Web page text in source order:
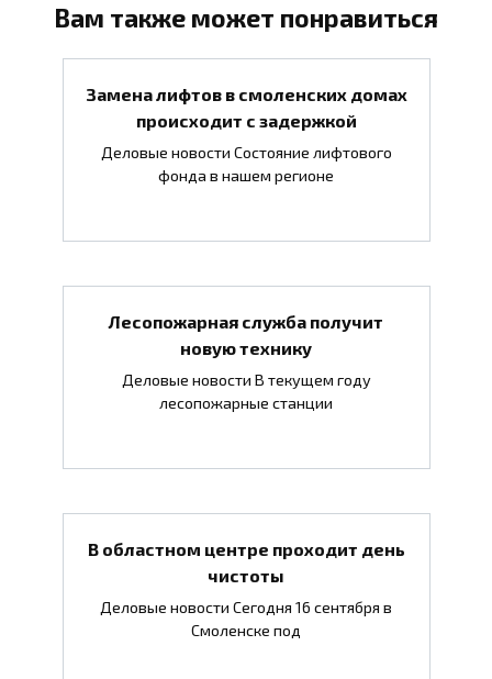
Вам также может понравиться
Замена лифтов в смоленских домах
происходит с задержкой
Деловые новости Состояние лифтового
фонда в нашем регионе
Лесопожарная служба получит
новую технику
Деловые новости В текущем году
лесопожарные станции
В областном центре проходит день
чистоты
Деловые новости Сегодня 16 сентября в
Смоленске под